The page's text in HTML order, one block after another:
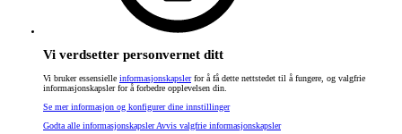
Vi verdsetter personvernet ditt
Vi bruker essensielle informasjonskapslerfor å få dette nettstedet til å fungere, og valgfrie
informasjonskapsler for å forbedre opplevelsen din.
Se mer informasjon og konfigurer dine innstillinger
Godta alle informasjonskapslerAvvis valgfrie informasjonskapsler